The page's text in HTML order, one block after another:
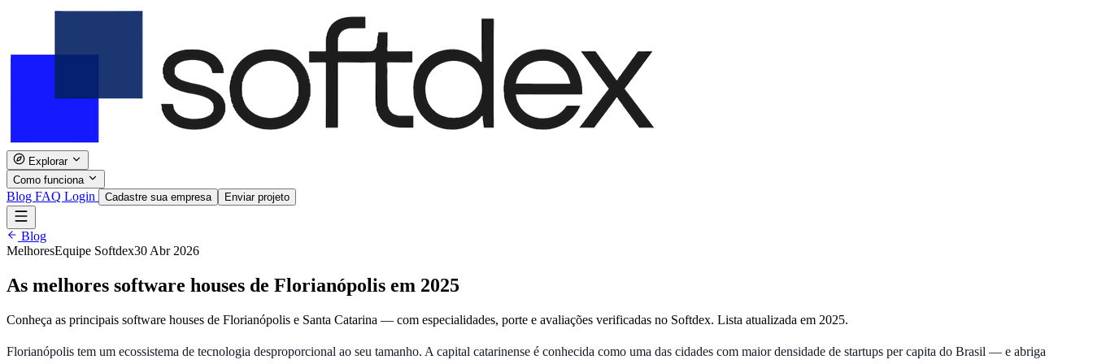
Explorar
Como funciona
Blog FAQ Login Cadastre sua empresa Enviar projeto
Blog
MelhoresEquipe Softdex30 Abr 2026
As melhores software houses de Florianópolis em 2025
Conheça as principais software houses de Florianópolis e Santa Catarina — com especialidades, porte e avaliações verificadas no Softdex. Lista atualizada em 2025.
Florianópolis tem um ecossistema de tecnologia desproporcional ao seu tamanho. A capital catarinense é conhecida como uma das cidades com maior densidade de startups per capita do Brasil — e abriga